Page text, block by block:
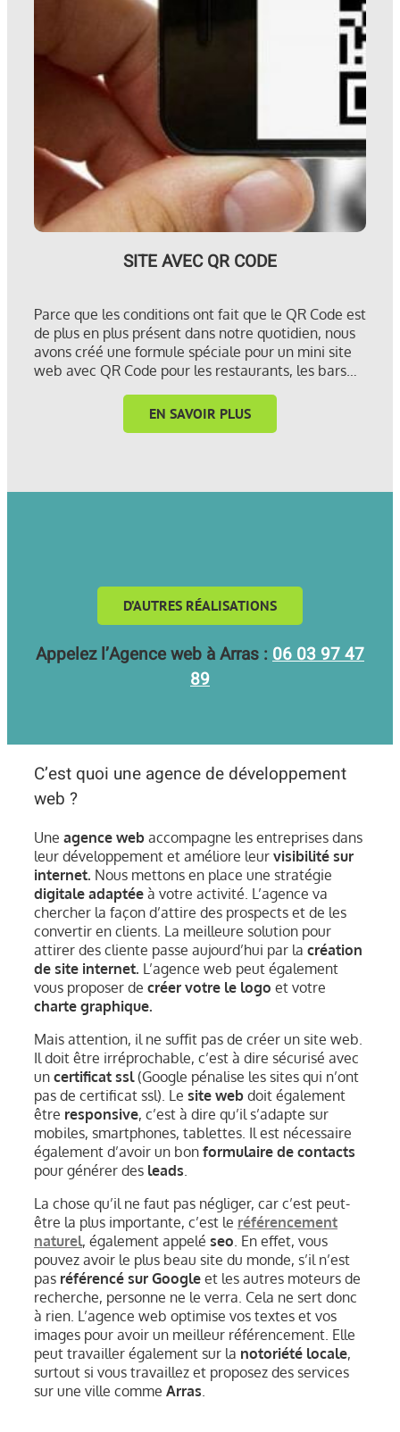
SITE AVEC QR CODE
Parce que les conditions ont fait que le QR Code est
de plus en plus présent dans notre quotidien, nous
avons créé une formule spéciale pour un mini site
web avec QR Code pour les restaurants, les bars…
EN SAVOIR PLUS
D’AUTRES RÉALISATIONS
Appelez l’Agence web à Arras : 06 03 97 47
89
C’est quoi une agence de développement
web ?
Une agence webaccompagne les entreprises dans
leur développement et améliore leur visibilité sur
internet. Nous mettons en place une stratégie
digitale adaptéeà votre activité. L’agence va
chercher la façon d’attire des prospects et de les
convertir en clients. La meilleure solution pour
attirer des cliente passe aujourd’hui par la création
de site internet. L’agence web peut également
vous proposer de créer votre le logo et votre
charte graphique.
Mais attention, il ne suffit pas de créer un site web.
Il doit être irréprochable, c’est à dire sécurisé avec
un certificat ssl(Google pénalise les sites qui n’ont
pas de certificat ssl). Le site webdoit également
être responsive, c’est à dire qu’il s’adapte sur
mobiles, smartphones, tablettes. Il est nécessaire
également d’avoir un bon formulaire de contacts
pour générer des leads.
La chose qu’il ne faut pas négliger, car c’est peut-
être la plus importante, c’est le référencement
naturel, également appelé seo. En effet, vous
pouvez avoir le plus beau site du monde, s’il n’est
pas référencé sur Googleet les autres moteurs de
recherche, personne ne le verra. Cela ne sert donc
à rien. L’agence web optimise vos textes et vos
images pour avoir un meilleur référencement. Elle
peut travailler également sur la notoriété locale,
surtout si vous travaillez et proposez des services
sur une ville comme Arras.